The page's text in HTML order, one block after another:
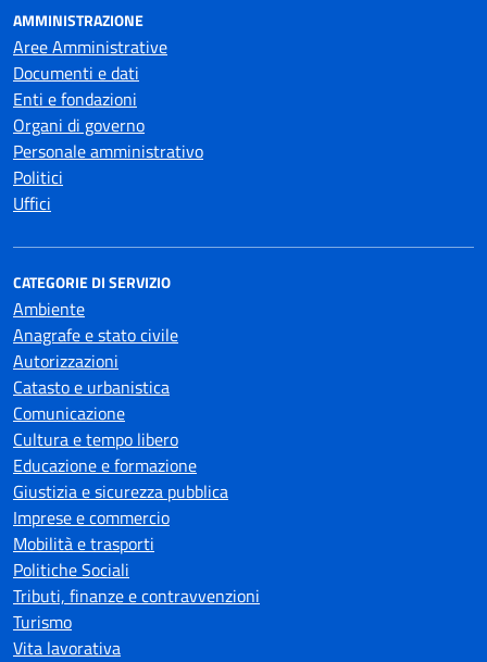
AMMINISTRAZIONE
Aree Amministrative
Documenti e dati
Enti e fondazioni
Organi di governo
Personale amministrativo
Politici
Uffici
CATEGORIE DI SERVIZIO
Ambiente
Anagrafe e stato civile
Autorizzazioni
Catasto e urbanistica
Comunicazione
Cultura e tempo libero
Educazione e formazione
Giustizia e sicurezza pubblica
Imprese e commercio
Mobilità e trasporti
Politiche Sociali
Tributi, finanze e contravvenzioni
Turismo
Vita lavorativa